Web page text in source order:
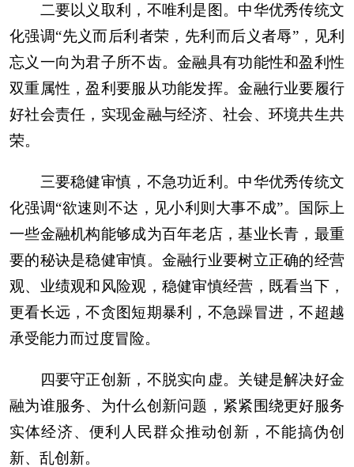
二要以义取利，不唯利是图。中华优秀传统文
化强调“先义而后利者荣，先利而后义者辱”，见利
忘义一向为君子所不齿。金融具有功能性和盈利性
双重属性，盈利要服从功能发挥。金融行业要履行
好社会责任，实现金融与经济、社会、环境共生共
荣。
三要稳健审慎，不急功近利。中华优秀传统文
化强调“欲速则不达，见小利则大事不成”。国际上
一些金融机构能够成为百年老店，基业长青，最重
要的秘诀是稳健审慎。金融行业要树立正确的经营
观、业绩观和风险观，稳健审慎经营，既看当下，
更看长远，不贪图短期暴利，不急躁冒进，不超越
承受能力而过度冒险。
四要守正创新，不脱实向虚。关键是解决好金
融为谁服务、为什么创新问题，紧紧围绕更好服务
实体经济、便利人民群众推动创新，不能搞伪创
新、乱创新。